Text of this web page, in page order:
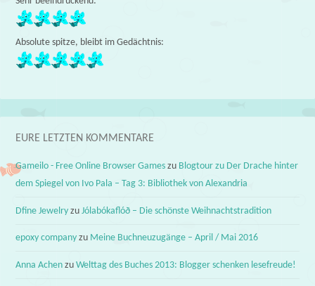
Absolute spitze, bleibt im Gedächtnis:
EURE LETZTEN KOMMENTARE
Gameilo - Free Online Browser Games zu Blogtour zu Der Drache hinter
dem Spiegel von Ivo Pala – Tag 3: Bibliothek von Alexandria
Dfine Jewelry zuJólabókaflóð – Die schönste Weihnachtstradition
epoxy company zu Meine Buchneuzugänge – April / Mai 2016
Anna Achen zuWelttag des Buches 2013: Blogger schenken lesefreude!